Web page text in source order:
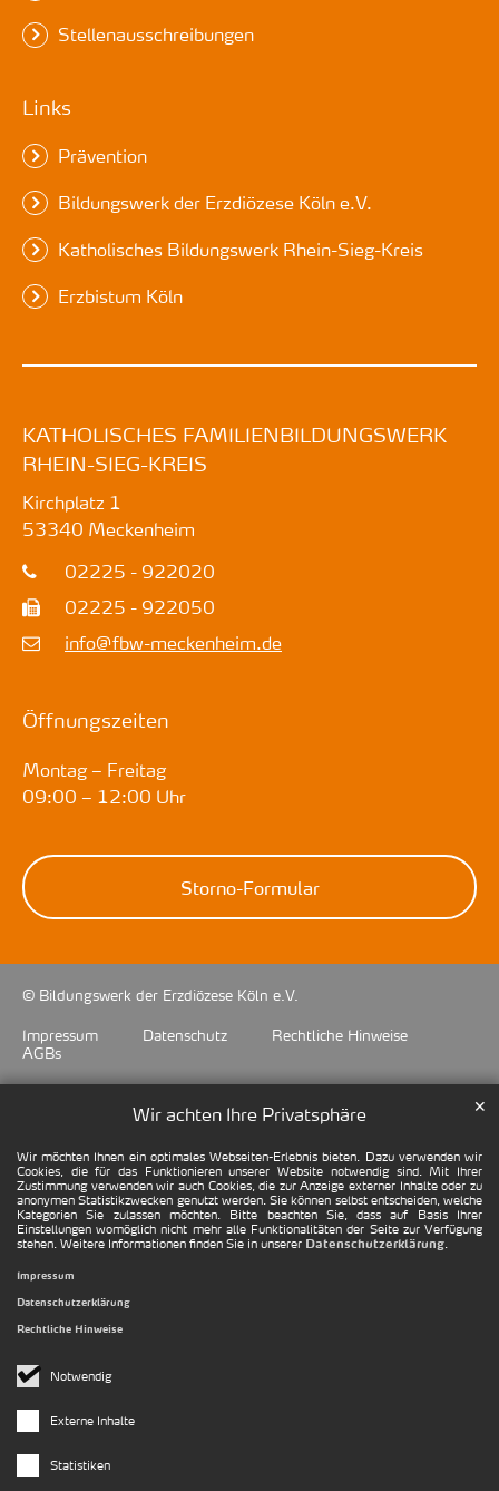
Wir achten Ihre Privatsphäre
Wir möchten Ihnen ein optimales Webseiten-Erlebnis bieten. Dazu verwenden wir
Cookies, die für das Funktionieren unserer Website notwendig sind. Mit Ihrer
Zustimmung verwenden wir auch Cookies, die zur Anzeige externer Inhalte oder zu
anonymen Statistikzwecken genutzt werden. Sie können selbst entscheiden, welche
Kategorien Sie zulassen möchten. Bitte beachten Sie, dass auf Basis Ihrer
Einstellungen womöglich nicht mehr alle Funktionalitäten der Seite zur Verfügung
stehen. Weitere Informationen finden Sie in unserer Datenschutzerklärung.
Notwendig
Externe Inhalte
Statistiken
✕
Impressum
Datenschutzerklärung
Rechtliche Hinweise
Stellenausschreibungen
Links
Prävention
Bildungswerk der Erzdiözese Köln e.V.
Katholisches Bildungswerk Rhein-Sieg-Kreis
Erzbistum Köln
KATHOLISCHES FAMILIENBILDUNGSWERK
RHEIN-SIEG-KREIS
Kirchplatz 1
53340 Meckenheim
02225 - 922020
02225 - 922050
info@fbw-meckenheim.de
Öffnungszeiten
Montag – Freitag
09:00 – 12:00 Uhr
Storno-Formular
© Bildungswerk der Erzdiözese Köln e.V.
Impressum
Datenschutz
Rechtliche Hinweise
AGBs